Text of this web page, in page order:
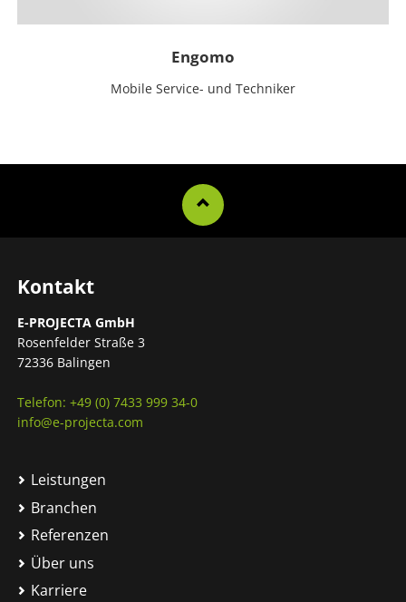
Engomo
Mobile Service- und Techniker
Kontakt
E-PROJECTA GmbH
Rosenfelder Straße 3
72336 Balingen
Telefon: +49 (0) 7433 999 34-0
info@e-projecta.com
Leistungen
Branchen
Referenzen
Über uns
Karriere